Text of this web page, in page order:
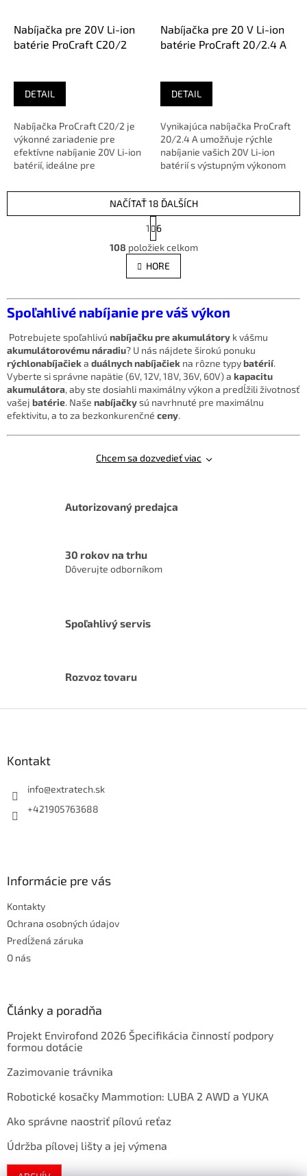
Nabíjačka pre 20V Li-ion
batérie ProCraft C20/2
DETAIL
Nabíjačka ProCraft C20/2 je
výkonné zariadenie pre
efektívne nabíjanie 20V Li-ion
batérií, ideálne pre
použitie.🔹...
Nabíjačka pre 20 V Li-ion
batérie ProCraft 20/2.4 A
DETAIL
Vynikajúca nabíjačka ProCraft
20/2.4 A umožňuje rýchle
nabíjanie vašich 20V Li-ion
batérií s výstupným výkonom
O
v
l
á
c
e
p
r
v
k
y
v
ý
i
NAČÍTAŤ 18 ĎALŠÍCH
S
t
r
á
n
k
v
a
i
e
1
6
108 položiek celkom
HORE
Spoľahlivé nabíjanie pre váš výkon
Potrebujete spoľahlivú nabíjačku pre akumulátory k vášmu
akumulátorovému náradiu? U nás nájdete širokú ponuku
rýchlonabíjačieka duálnych nabíjačiek na rôzne typybatérií.
Vyberte si správne napätie (6V, 12V, 18V, 36V, 60V) a kapacitu
akumulátora, aby ste dosiahli maximálny výkon a predĺžili životnosť
vašej batérie. Naše nabíjačkysú navrhnuté pre maximálnu
efektivitu, a to za bezkonkurenčné ceny.
Chcem sa dozvedieť viac
Autorizovaný predajca
30 rokov na trhu
Dôverujte odborníkom
Spoľahlivý servis
Rozvoz tovaru
Kontakt
info@extratech.sk
+421905763688
Informácie pre vás
Kontakty
Ochrana osobných údajov
Predĺžená záruka
O nás
Články a poradňa
Projekt Envirofond 2026 Špecifikácia činností podpory
formou dotácie
Zazimovanie trávnika
Robotické kosačky Mammotion: LUBA 2 AWD a YUKA
Ako správne naostriť pílovú reťaz
Údržba pílovej lišty a jej výmena